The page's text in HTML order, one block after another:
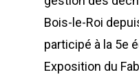
Bois-le-Roi
participé à la 5e
Exposition du